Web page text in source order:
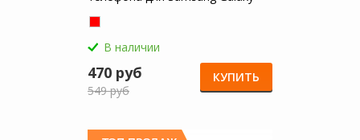
В наличии
470 руб
549 руб
КУПИТЬ